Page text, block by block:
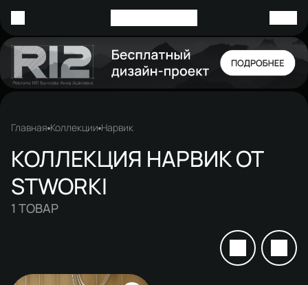
Главная Коллекции Нарвик
КОЛЛЕКЦИЯ НАРВИК ОТ
STWORKI
1 ТОВАР